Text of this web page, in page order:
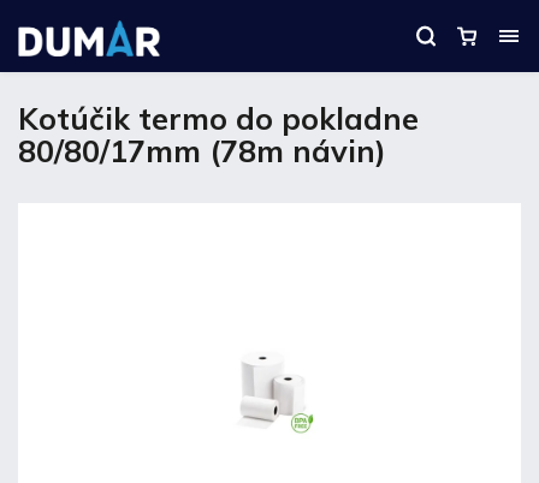
Kotúčik termo do pokladne
80/80/17mm (78m návin)